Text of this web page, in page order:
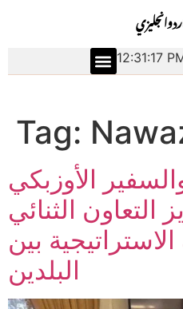
انجليزي
12:31:18
Tag:
الأوزبكي
التعاون الثنائي
بين
البلدين